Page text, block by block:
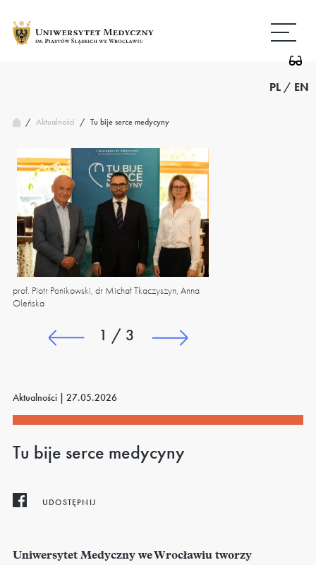
treści
strony
PL / EN
/ Aktualności / Tu bije serce medycyny
prof. Piotr Ponikowski, dr Michał Tkaczyszyn, Anna
Oleńska
1 / 3
Aktualności | 27.05.2026
Tu bije serce medycyny
UDOSTĘPNIJ
Uniwersytet Medyczny we Wrocławiu tworzy